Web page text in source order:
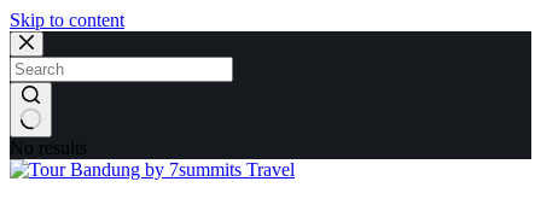
Skip to content
No results